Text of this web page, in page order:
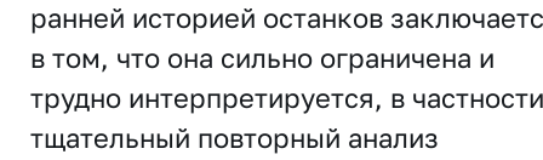
ранней историей останков
в том, что она сильно ограничена и
трудно интерпретируется, в
тщательный повторный анализ